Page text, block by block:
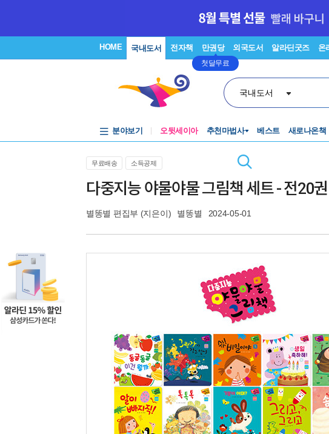
HOME 국내도서 전자책 만권당
첫달무료
외국도서 알라딘굿즈 온
국내도서
분야보기 오뒷세이아 추천마법사 베스트 새로나온책
무료배송
소득공제
다중지능 야물야물 그림책 세트 - 전20권
별똥별 편집부 (지은이) 별똥별 2024-05-01